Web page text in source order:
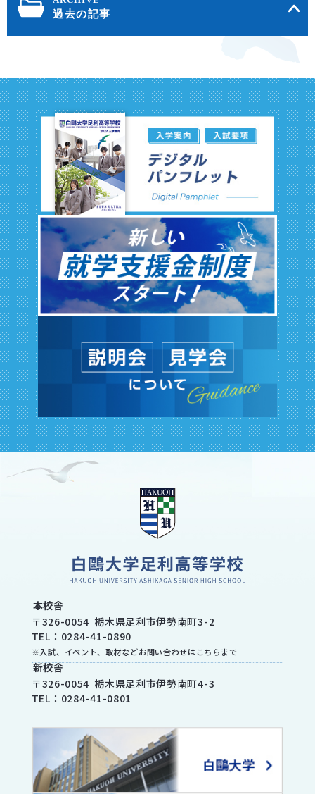
過去の記事
本校舎
〒326-0054 栃木県足利市伊勢南町3-2
TEL： 0284-41-0890
※入試、イベント、取材などお問い合わせはこちらまで
新校舎
〒326-0054 栃木県足利市伊勢南町4-3
TEL： 0284-41-0801